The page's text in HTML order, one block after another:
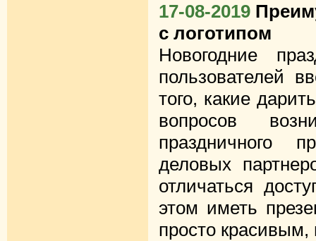
17-08-2019
с логотипом
Новогодние
пользователей
того, какие
вопросов
праздничного
деловых
отличаться
этом иметь
просто